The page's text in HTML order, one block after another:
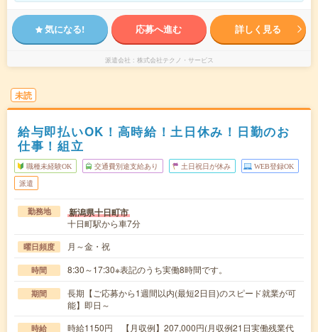
気になる! 応募へ進む 詳しく見る
派遣会社 株式会社テクノ・サービス
未読
給与即払いOK！高時給！土日休み！日勤のお
仕事！組立
職種未経験OK 交通費別途支給あり 土日祝日が休み WEB登録OK
派遣
勤務地 新潟県十日町市
十日町駅から車7分
曜日頻度 月～金・祝
時間 8:30～17:30※表記のうち実働8時間です。
期間
長期【ご応募から1週間以内(最短2日目)のスピード就業が可
能】即日～
時給 時給1150円 【月収例】207,000円(月収例21日実働残業代